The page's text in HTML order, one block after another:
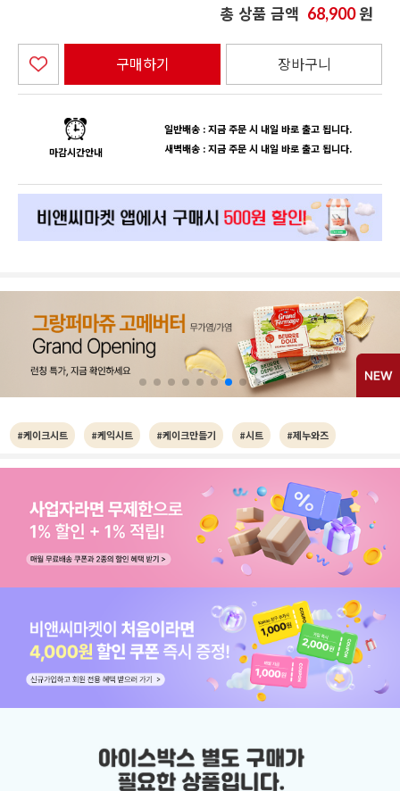
총 상품 금액 68,900원
구매하기 장바구니
마감시간안내
일반배송 : 지금 주문 시 내일 바로 출고 됩니다.
새벽배송 : 지금 주문 시 내일 바로 출고 됩니다.
#케이크시트 #케익시트 #케이크만들기 #시트 #제누와즈